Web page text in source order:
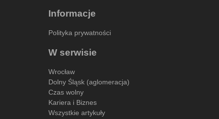
Informacje
Polityka prywatności
W serwisie
Wrocław
Dolny Śląsk (aglomeracja)
Czas wolny
Kariera i Biznes
Wszystkie artykuły